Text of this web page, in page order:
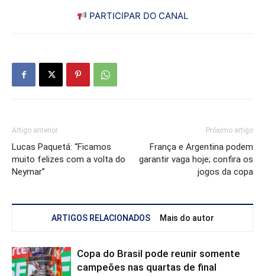
PARTICIPAR DO CANAL
Artigo anterior
Lucas Paquetá: “Ficamos
muito felizes com a volta do
Neymar”
Próximo artigo
França e Argentina podem
garantir vaga hoje; confira os
jogos da copa
ARTIGOS RELACIONADOS Mais do autor
Copa do Brasil pode reunir somente
campeões nas quartas de final